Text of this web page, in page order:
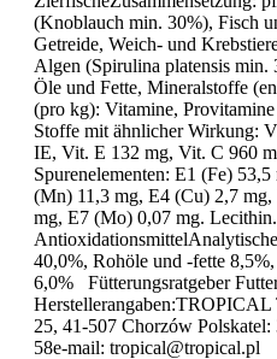
(Knoblauch min. 30%), Fisch
Getreide, Weich- und
Algen (Spirulina platensis min.
Öle und Fette, Mineralstoffe
(pro kg): Vitamine,
Stoffe mit ähnlicher Wirkung:
IE, Vit. E 132 mg, Vit. C 960
Spurenelementen: E1 (Fe)
(Mn) 11,3 mg, E4 (Cu) 2,7
mg, E7 (Mo) 0,07 mg.
40,0%, Rohöle und -fette
6,0% Fütterungsratgeber
25, 41-507 Chorzów
58e-mail: tropical@tropical.pl